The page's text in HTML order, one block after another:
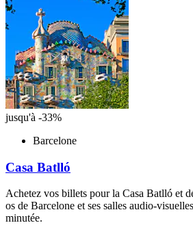
jusqu'à -33%
Barcelone
Casa Batlló
Achetez vos billets pour la Casa Batlló et
os de Barcelone et ses salles audio-
minutée.